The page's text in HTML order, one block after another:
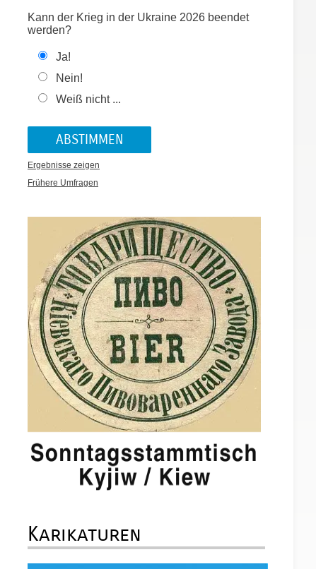
Kann der Krieg in der Ukraine 2026 beendet
werden?
Ja!
Nein!
Weiß nicht ...
Ergebnisse zeigen
Frühere Umfragen
Karikaturen